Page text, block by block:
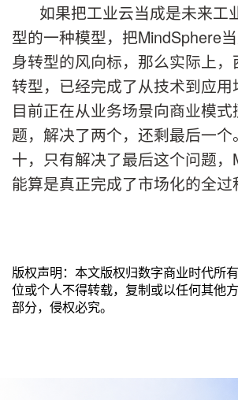
如果把工业云当成是未来工
型的一种模型，把MindSphere
身转型的风向标，那么实际上
转型，已经完成了从技术到应用
目前正在从业务场景向商业模
题，解决了两个，还剩最后一
十，只有解决了最后这个问题，
能算是真正完成了市场化的全过
版权声明：本文版权归数字商业时代所
位或个人不得转载，复制或以任何其他
部分，侵权必究。